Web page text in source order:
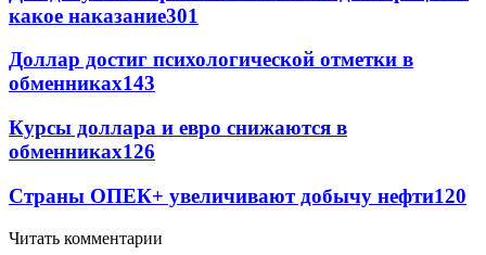
какое наказание301
Доллар достиг психологической отметки в
обменниках143
Курсы доллара и евро снижаются в
обменниках126
Страны ОПЕК+ увеличивают добычу нефти120
Читать комментарии